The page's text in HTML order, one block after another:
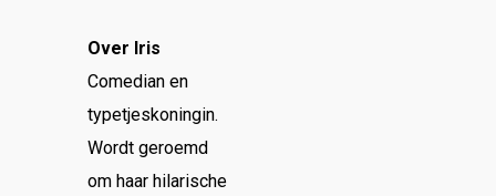
Over Iris
Comedian en
typetjeskoningin.
Wordt geroemd
om haar hilarische